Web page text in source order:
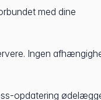
med dine
Ingen
opdatering